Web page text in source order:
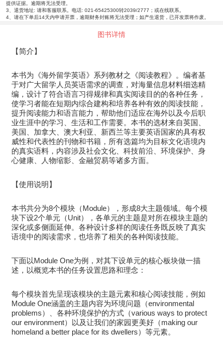
提供证据。逾期将无法受理。
3、退货地址: 请和客服联系。电话: 021-65425300转2039/2777；或在线联系。
4、请在下单后14天内申请开票，逾期财务封账将无法受理；如产生退货，已开发票将作废。
图书详情
【简介】
本书为《海外留学英语》系列教材之《阅读教程》。编者基
于对广大留学人员英语需求的调查，对海量信息材料细选精
编，设计了符合语言习得规律和真实阅读目的的各种任务，
使学习者能在短期内综合建构和培养各种有效的阅读技能，
提升阅读能力和语言能力，帮助他们适应在海外以及今后职
业生涯中的学习、生活和工作需要。本书的选材来自英国、
美国、加拿大、澳大利亚、新西兰等主要英语国家的具有权
威性和代表性的刊物和书籍，所有选篇均为目标文化语境内
的真实语料，内容涉及社会文化、科技前沿、环境保护、身
心健康、人物缩影、金融贸易等诸多方面。
【使用说明】
本书共分为8个模块（Module），形成8大主题领域。每个模
块下设2个单元（Unit），各单元的主题是对所在模块主题的
深化或多侧面延伸。各种设计多样的阅读任务既反映了真实
语境中的阅读需求，也培养了相关的各种阅读技能。
下面以Module One为例，对其下设单元的核心板块做一描
述，以概览本书的任务设置思路和理念：
每个模块首先呈现该模块的主题元素和核心阅读技能，例如
Module One涵盖的主题内容为环境问题（environmental
problems）、各种环境保护的方式（various ways to protect
our environment）以及让我们的家园更美好（making our
homeland a better place for its dwellers）等元素。